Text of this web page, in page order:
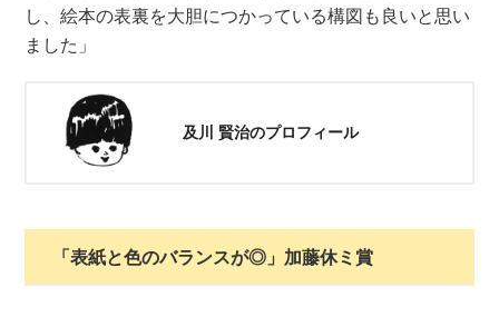
し、絵本の表裏を大胆につかっている構図も良いと思い
ました」
及川 賢治のプロフィール
「表紙と色のバランスが◎」加藤休ミ賞